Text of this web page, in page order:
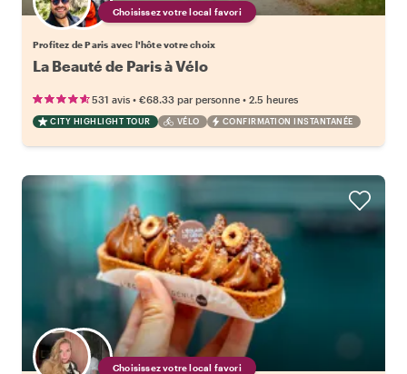
Choisissez votre local favori
Profitez de Paris avec l'hôte votre choix
La Beauté de Paris à Vélo
531 avis • €68.33 par personne • 2.5 heures
CITY HIGHLIGHT TOUR VÉLO CONFIRMATION INSTANTANÉE
Choisissez votre local favori